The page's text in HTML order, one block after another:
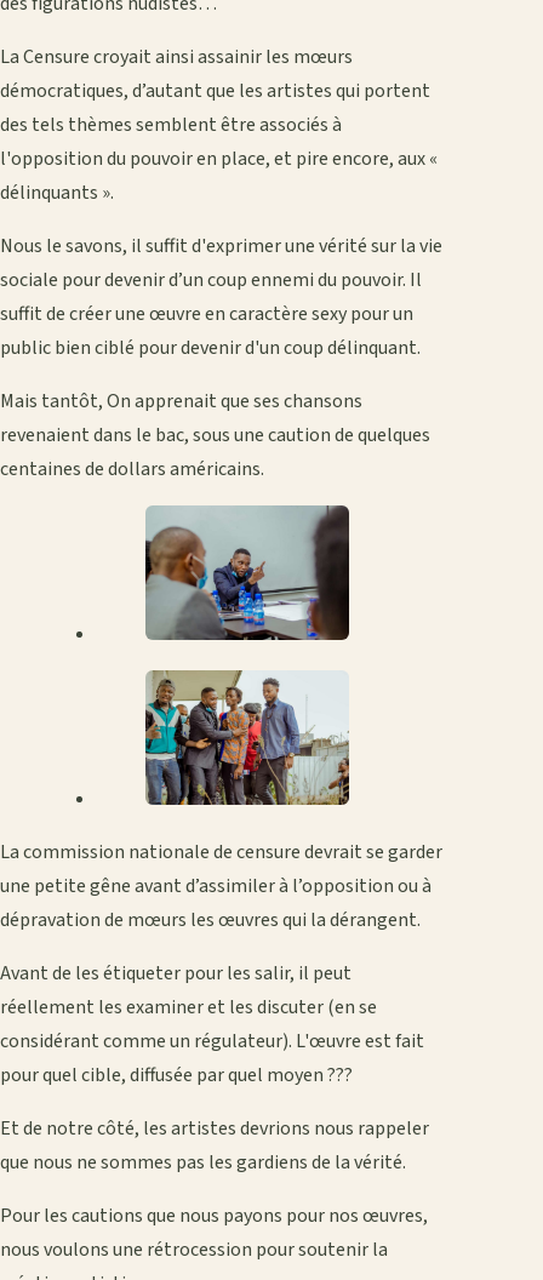
La Censure croyait ainsi assainir les mœurs
démocratiques, d’autant que les artistes qui portent
des tels thèmes semblent être associés à
l'opposition du pouvoir en place, et pire encore, aux «
délinquants ».
Nous le savons, il suffit d'exprimer une vérité sur la vie
sociale pour devenir d’un coup ennemi du pouvoir. Il
suffit de créer une œuvre en caractère sexy pour un
public bien ciblé pour devenir d'un coup délinquant.
Mais tantôt, On apprenait que ses chansons
revenaient dans le bac, sous une caution de quelques
centaines de dollars américains.
La commission nationale de censure devrait se garder
une petite gêne avant d’assimiler à l’opposition ou à
dépravation de mœurs les œuvres qui la dérangent.
Avant de les étiqueter pour les salir, il peut
réellement les examiner et les discuter (en se
considérant comme un régulateur). L'œuvre est fait
pour quel cible, diffusée par quel moyen ???
Et de notre côté, les artistes devrions nous rappeler
que nous ne sommes pas les gardiens de la vérité.
Pour les cautions que nous payons pour nos œuvres,
nous voulons une rétrocession pour soutenir la